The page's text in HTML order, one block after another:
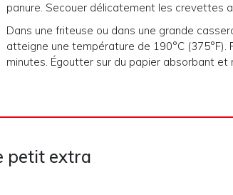
panure. Secouer délicatement les crevettes
Dans une friteuse ou dans une grande
atteigne une température de 190°C
minutes. Égoutter sur du papier absorbant
petit extra